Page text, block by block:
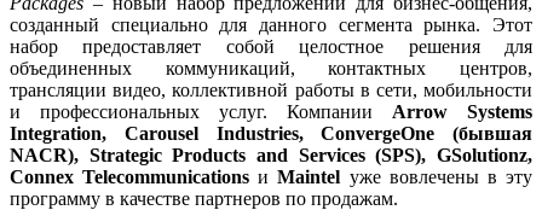
созданный специально для данного сегмента рынка. Этот
набор предоставляет собой целостное решения для
объединенных коммуникаций, контактных центров,
трансляции видео, коллективной работы в сети, мобильности
и профессиональных услуг. Компании Arrow Systems
Integration, Carousel Industries, ConvergeOne (бывшая
NACR), Strategic Products and Services (SPS), GSolutionz,
Connex Telecommunications иMaintel уже вовлечены в эту
программу в качестве партнеров по продажам.